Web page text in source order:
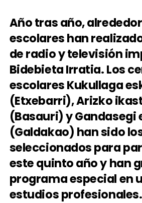
Año tras año,
escolares han
de radio y televisión
Bidebieta Irratia. Los
escolares Kukullaga
(Etxebarri), Arizko
(Basauri) y Gandasegi
(Galdakao) han sido
seleccionados para
este quinto año y han
programa especial en
estudios profesionales.